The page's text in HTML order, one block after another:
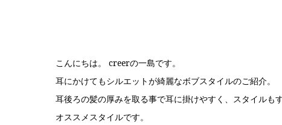
こんにちは。 creerの一島です。
耳にかけてもシルエットが綺麗なボブスタイルのご紹介。
耳後ろの髪の厚みを取る事で耳に掛けやすく、スタイルも
オススメスタイルです。